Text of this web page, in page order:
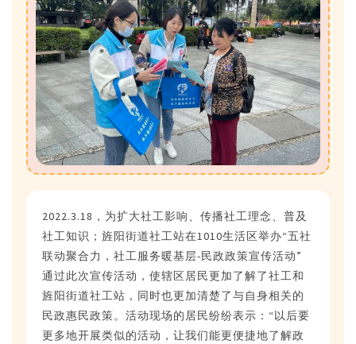
2022.3.18，为扩大社工影响、传播社工理念、普及
社工知识；旌阳街道社工站在1010生活区举办“五社
联动聚合力，社工服务暖基层-民政政策宣传活动”
通过此次宣传活动，使辖区居民更加了解了社工和
旌阳街道社工站，同时也更加清楚了与自身相关的
民政惠民政策。活动现场的居民纷纷表示：“以后要
更多地开展类似的活动，让我们能更便捷地了解政